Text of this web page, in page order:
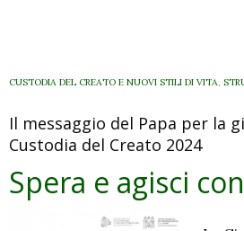
il
proposte
animazione
nelle
CUSTODIA DEL CREATO E NUOVI STILI DI VITA,
Il messaggio del Papa per la
Custodia del Creato 2024
Spera e agisci